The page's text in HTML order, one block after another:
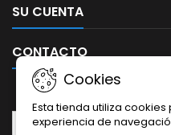
SU CUENTA
CONTACTO
Cookies
Esta tienda utiliza
experiencia de